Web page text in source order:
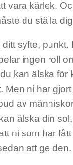
vara kärlek.
du ställa
syfte,
ingen roll
kan älska för
Men ni har
av
älska din
ni som har
att ge den.